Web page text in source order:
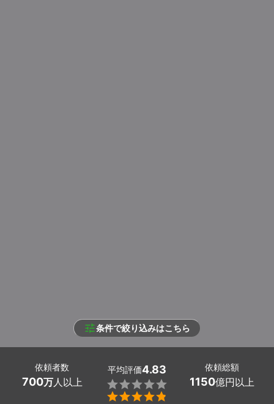
条件で絞り込みはこちら
依頼者数
700万人以上
平均評価4.83


依頼総額
1150億円以上